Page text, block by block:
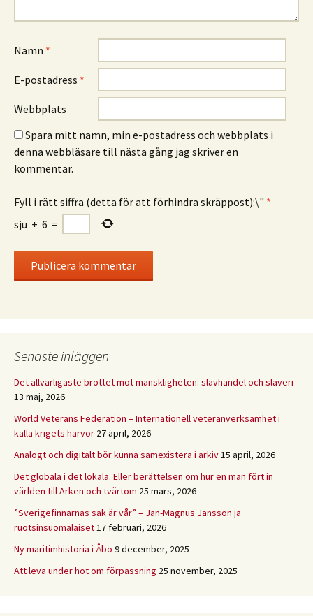
Namn *
E-postadress *
Webbplats
Spara mitt namn, min e-postadress och webbplats i
denna webbläsare till nästa gång jag skriver en
kommentar.
Fyll i rätt siffra (detta för att förhindra skräppost):\" *
sju + 6 =
Senaste inläggen
Det allvarligaste brottet mot mänskligheten: slavhandel och slaveri
13 maj, 2026
World Veterans Federation – Internationell veteranverksamhet i
kalla krigets härvor 27 april, 2026
Analogt och digitalt bör kunna samexistera i arkiv15 april, 2026
Det globala i det lokala. Eller berättelsen om hur en man fört in
världen till Arken och tvärtom 25 mars, 2026
”Sverigefinnarnas sak är vår” – Jan-Magnus Jansson ja
ruotsinsuomalaiset17 februari, 2026
Ny maritimhistoria i Åbo 9 december, 2025
Att leva under hot om förpassning 25 november, 2025